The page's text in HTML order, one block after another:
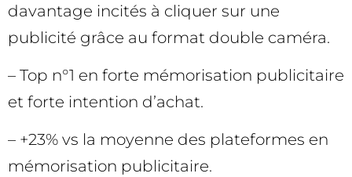
davantage incités à cliquer sur une
publicité grâce au format double caméra.
– Top n°1 en forte mémorisation publicitaire
et forte intention d’achat.
– +23% vs la moyenne des plateformes en
mémorisation publicitaire.